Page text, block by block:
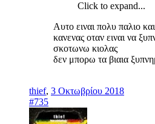
Click to expand...
Αυτο ειναι πολυ παλιο
κανενας οταν ειναι να
σκοτωνω κιολας
δεν μπορω τα βιαια
thief, 3 Οκτωβρίου 2018
#735